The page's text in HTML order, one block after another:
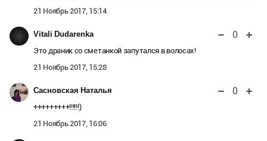
21 Ноябрь 2017, 15:14
Vitali Dudarenka 0
Это драник со сметанкой запутался в волосах!
21 Ноябрь 2017, 15:28
Сасновская Наталья 0
+++++++++!!!!!!)
21 Ноябрь 2017, 16:06